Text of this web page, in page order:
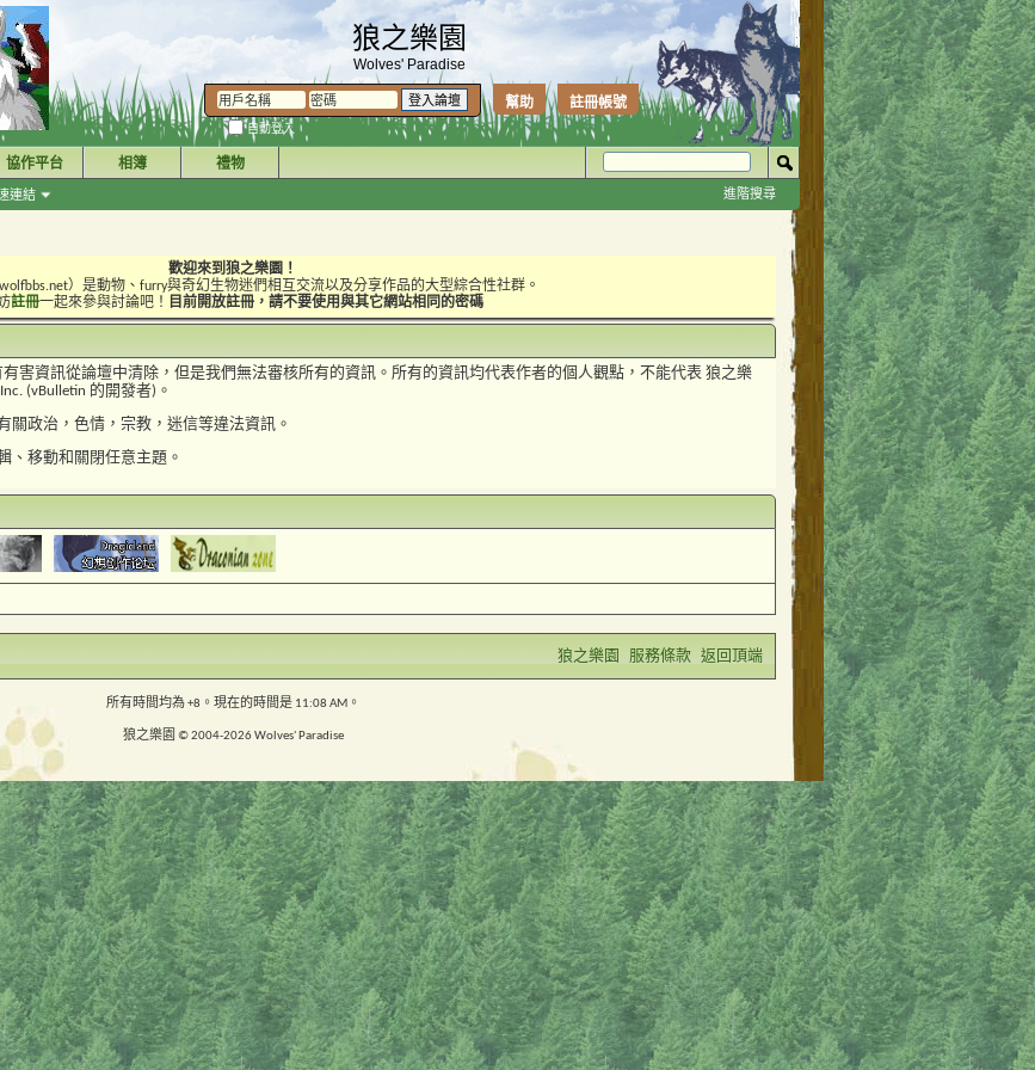
狼之樂園
Wolves' Paradise
註冊帳號
幫助
自動登入
連結
協作平台 相簿 禮物
進階搜尋
歡迎來到狼之樂園！
）是動物、furry與奇幻生物迷們相互交流以及分享作品的大型綜合性社群。
註冊一起來參與討論吧！ 目前開放註冊，請不要使用與其它網站相同的密碼
害資訊從論壇中清除，但是我們無法審核所有的資訊。所有的資訊均代表作者的個人觀點，不能代表 狼之樂
(vBulletin 的開發者)。
關政治，色情，宗教，迷信等違法資訊。
、移動和關閉任意主題。
狼之樂園 服務條款 返回頂端
所有時間均為+8 。現在的時間是 11:08 AM 。
狼之樂園 © 2004-2026 Wolves' Paradise